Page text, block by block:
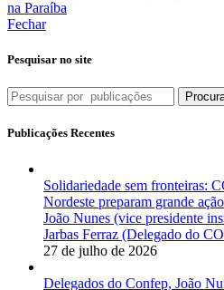
na Paraíba
Fechar
Pesquisar no site
Publicações Recentes
Solidariedade sem fronteiras:
Nordeste preparam grande
João Nunes (vice presidente
Jarbas Ferraz (Delegado do
27 de julho de 2026
Delegados do Confep, João